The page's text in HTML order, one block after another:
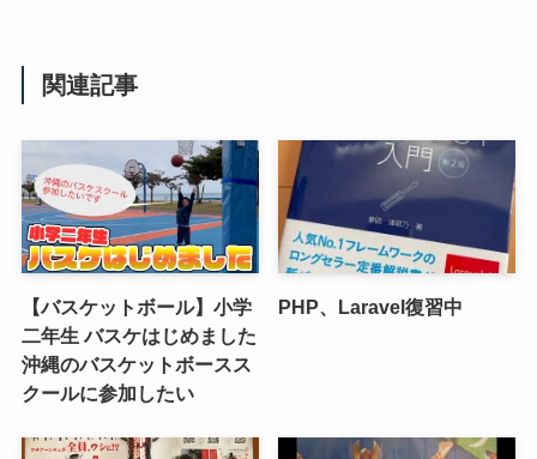
関連記事
【バスケットボール】小学
二年生 バスケはじめました
沖縄のバスケットボースス
クールに参加したい
PHP、Laravel復習中